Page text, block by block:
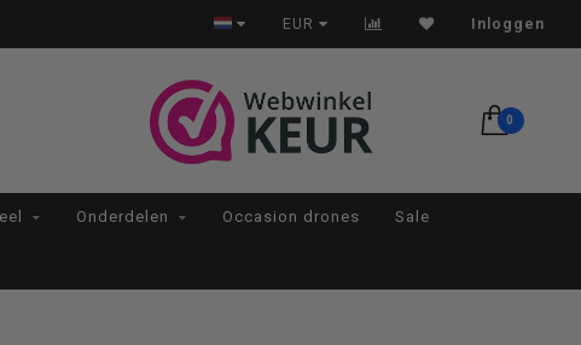
Op werkdagen voor 22:00 besteld, morgen in huis*
EUR Inloggen
0
Onderdelen Occasion drones Sale